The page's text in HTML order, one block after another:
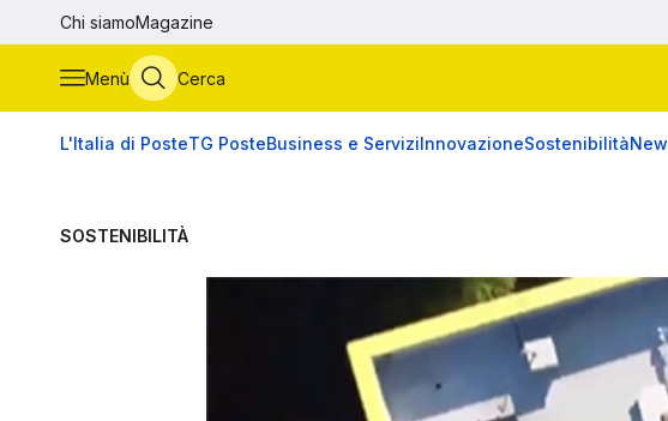
Vai al contenuto principale
Chi siamoMagazine
Menù Cerca
L'Italia di PosteTG PosteBusiness e ServiziInnovazioneSostenibilità
SOSTENIBILITÀ